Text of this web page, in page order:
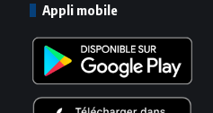
Appli mobile